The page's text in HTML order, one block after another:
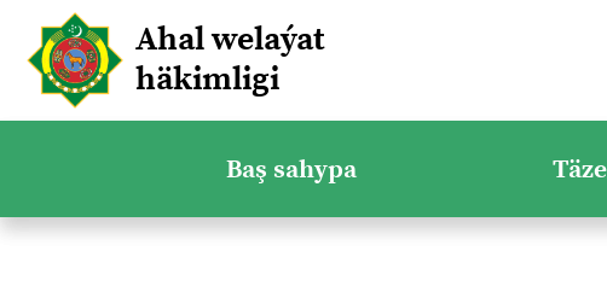
Ahal welaýat
häkimligi
Baş sahypa